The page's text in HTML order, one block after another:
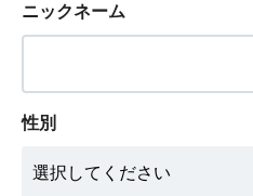
ニックネーム
性別